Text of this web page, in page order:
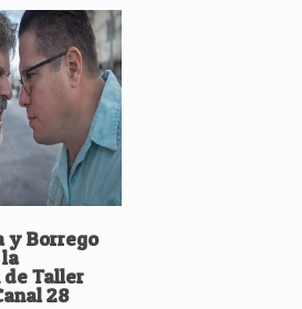
y Borrego
de Taller
28